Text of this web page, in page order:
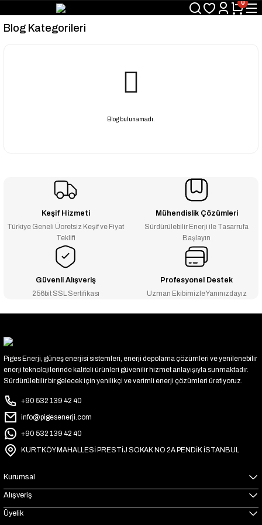
0
Blog Kategorileri
Blog bulunamadı.
Keşif Hizmeti
Türkiye Geneli Ücretsiz Keşif ve Fiyat
Teklifi
Mühendislik Çözümleri
Sürdürülebilir Enerji ile Tasarrufa
Başlayın
Güvenli Alışveriş
256bit SSL Sertifikası
Profesyonel Destek
Uzman Ekibimizle Yanınızdayız
Piges Enerji, güneş enerjisi sistemleri, enerji depolama çözümleri ve yenilenebilir
enerji teknolojilerinde kaliteli ürünleri güvenilir hizmet anlayışıyla sunmaktadır.
Sürdürülebilir bir gelecek için yenilikçi ve verimli enerji çözümleri üretiyoruz.
+90 532 139 42 40
info@pigesenerji.com
+90 532 139 42 40
KURTKÖY MAHALLESİ PRESTİJ SOKAK NO 2A PENDİK İSTANBUL
Kurumsal
Alışveriş
Üyelik